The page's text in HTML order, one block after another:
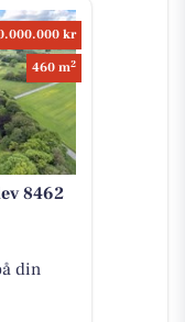
kr
460 m2
8462
din